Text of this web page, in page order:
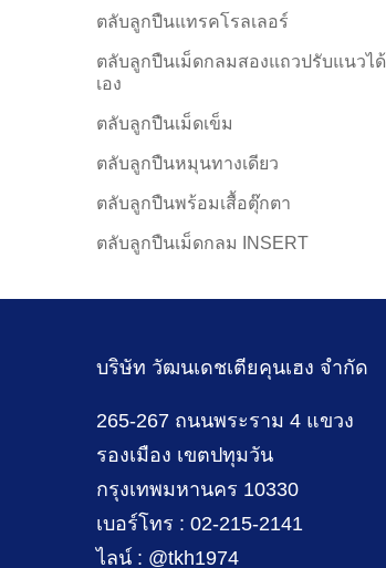
ตลับลูกปืนแทรคโรลเลอร์
ตลับลูกปืนเม็ดกลมสองแถวปรับแนวได้
เอง
ตลับลูกปืนเม็ดเข็ม
ตลับลูกปืนหมุนทางเดียว
ตลับลูกปืนพร้อมเสื้อตุ๊กตา
ตลับลูกปืนเม็ดกลม INSERT
บริษัท วัฒนเดชเตียคุนเฮง จำกัด
265-267 ถนนพระราม 4 แขวง
รองเมือง เขตปทุมวัน
กรุงเทพมหานคร 10330
เบอร์โทร : 02-215-2141
ไลน์ : @tkh1974